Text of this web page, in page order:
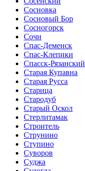
Сосновка
Сосновый Бор
Сосногорск
Сочи
Спас-Деменск
Спас-Клепики
Спасск-Рязанский
Старая Купавна
Старая Русса
Старица
Стародуб
Старый Оскол
Стерлитамак
Строитель
Струнино
Ступино
Суворов
Суджа